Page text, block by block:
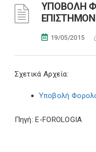
ΥΠΟΒΟΛΗ
19/05/2015
Σχετικά Αρχεία:
Υποβολή
Πηγή: E-FOROLOGIA